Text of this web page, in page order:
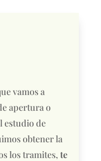
vamos a
apertura o
estudio de
obtener la
los tramites, te